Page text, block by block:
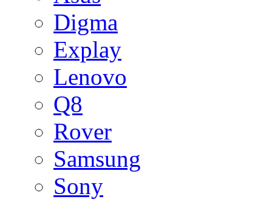
Digma
Explay
Lenovo
Q8
Rover
Samsung
Sony